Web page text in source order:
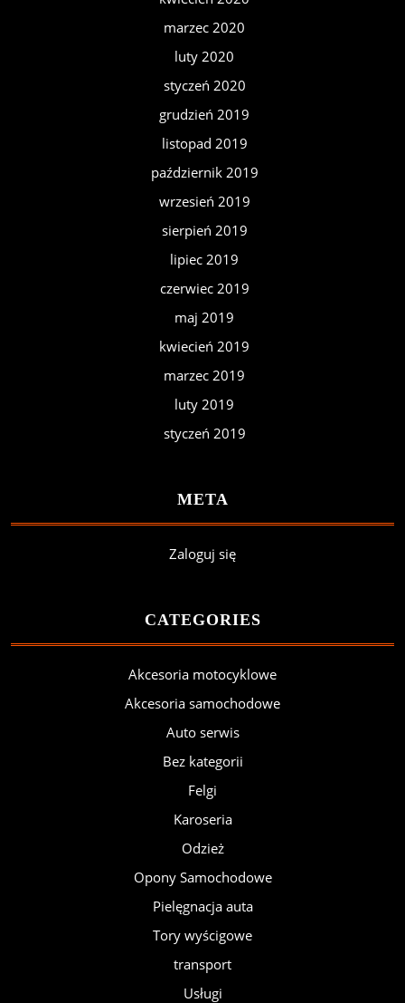
marzec 2020
luty 2020
styczeń 2020
grudzień 2019
listopad 2019
październik 2019
wrzesień 2019
sierpień 2019
lipiec 2019
czerwiec 2019
maj 2019
kwiecień 2019
marzec 2019
luty 2019
styczeń 2019
META
Zaloguj się
CATEGORIES
Akcesoria motocyklowe
Akcesoria samochodowe
Auto serwis
Bez kategorii
Felgi
Karoseria
Odzież
Opony Samochodowe
Pielęgnacja auta
Tory wyścigowe
transport
Usługi